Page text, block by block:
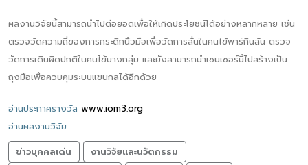
ผลงานวิจัยนี้สามารถนำไปต่อยอดเพื่อให้เกิดประโยชน์ได้อย่างหลากหลาย เช่น
ตรวจวัดความถี่ของการกระดิกนิ้วมือเพื่อวัดการสั่นในคนไข้พาร์กินสัน ตรวจ
วัดการเดินผิดปกติในคนไข้บางกลุ่ม และยังสามารถนำเซนเซอร์นี้ไปสร้างเป็น
ถุงมือเพื่อควบคุมระบบแขนกลได้อีกด้วย
อ่านประกาศรางวัล www.iom3.org
อ่านผลงานวิจัย
ข่าวบุคคลเด่น
งานวิจัยและนวัตกรรม